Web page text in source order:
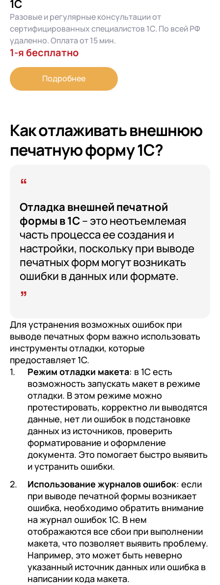
1С
Разовые и регулярные консультации от
сертифицированных специалистов 1С. По всей РФ
удаленно. Оплата от 15 мин.
1-я бесплатно
Подробнее
Как отлаживать внешнюю
печатную форму 1С?
Отладка внешней печатной
формы в 1С– это неотъемлемая
часть процесса ее создания и
настройки, поскольку при выводе
печатных форм могут возникать
ошибки в данных или формате.
Для устранения возможных ошибок при
выводе печатных форм важно использовать
инструменты отладки, которые
предоставляет 1С.
Режим отладки макета: в 1С есть
возможность запускать макет в режиме
отладки. В этом режиме можно
протестировать, корректно ли выводятся
данные, нет ли ошибок в подстановке
данных из источников, проверить
форматирование и оформление
документа. Это помогает быстро выявить
и устранить ошибки.
Использование журналов ошибок: если
при выводе печатной формы возникает
ошибка, необходимо обратить внимание
на журнал ошибок 1С. В нем
отображаются все сбои при выполнении
макета, что позволяет выявить проблему.
Например, это может быть неверно
указанный источник данных или ошибка в
написании кода макета.